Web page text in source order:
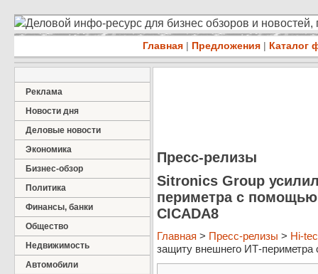
Деловой инфо-ресурс для бизнес обзоров и
Главная | Предложения | Каталог
Реклама
Новости дня
Деловые новости
Экономика
Бизнес-обзор
Политика
Финансы, банки
Общество
Недвижимость
Автомобили
Пресс-релизы
Sitronics Group
периметра с
CICADA8
Главная > Пресс-релизы > Hi-
защиту внешнего ИТ-